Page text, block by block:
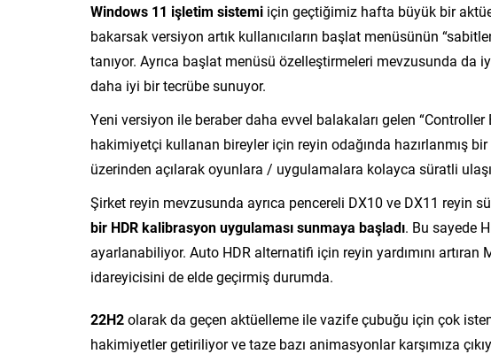
Windows 11 işletim sistemi için geçtiğimiz hafta büyük bir
bakarsak versiyon artık kullanıcıların başlat menüsünün
tanıyor. Ayrıca başlat menüsü özelleştirmeleri mevzusunda da
daha iyi bir tecrübe sunuyor.
Yeni versiyon ile beraber daha evvel balakaları gelen “Controller
hakimiyetçi kullanan bireyler için reyin odağında hazırlanmış
üzerinden açılarak oyunlara / uygulamalara kolayca süratli
Şirket reyin mevzusunda ayrıca pencereli DX10 ve DX11 reyin
bir HDR kalibrasyon uygulaması sunmaya başladı. Bu sayede
ayarlanabiliyor. Auto HDR alternatifi için reyin yardımını artıran
idareyicisini de elde geçirmiş durumda.
22H2olarak da geçen aktüelleme ile vazife çubuğu için çok
hakimiyetler getiriliyor ve taze bazı animasyonlar karşımıza